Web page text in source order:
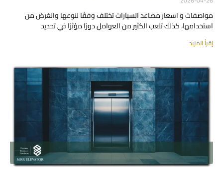
مواصفات و اسعار مصاعد السيارات تختلف وفقًا لنوعها والغرض من
استخدامها، كذلك تلعب الكثير من العوامل دورًا مؤثرًا في تحديد
إقرأ المزيد